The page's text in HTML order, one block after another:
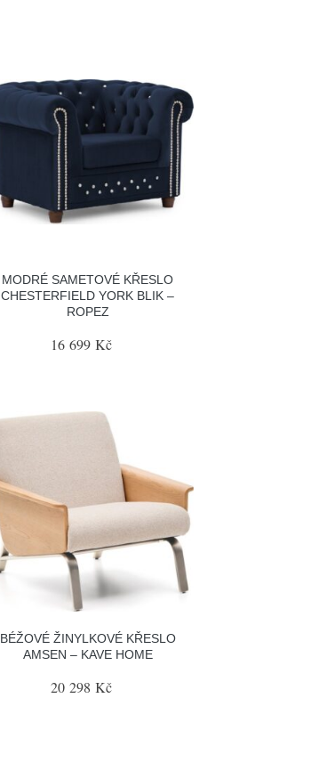
MODRÉ SAMETOVÉ KŘESLO
CHESTERFIELD YORK BLIK –
ROPEZ
16 699 Kč
BÉŽOVÉ ŽINYLKOVÉ KŘESLO
AMSEN – KAVE HOME
20 298 Kč